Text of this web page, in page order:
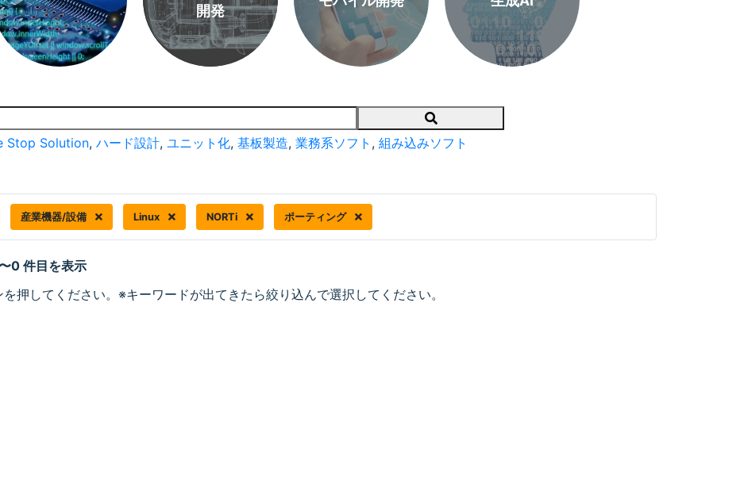
開発
Search
Stop Solution, ハード設計, ユニット化, 基板製造, 業務系ソフト , 組み込みソフト
産業機器/設備 Linux NORTi ポーティング
0 件目を表示
押してください。※キーワードが出てきたら絞り込んで選択してください。